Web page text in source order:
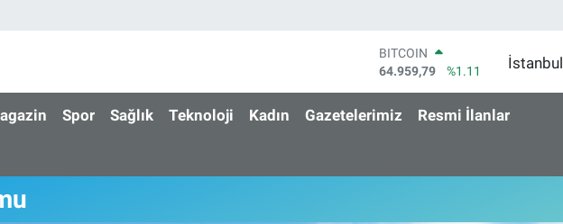
BITCOIN
64.959,79
%1.11
47,7436
%0.18
EURO
64,4811
%0.38
İstanbul
Spor Sağlık Teknoloji Kadın Gazetelerimiz Resmi İlanlar